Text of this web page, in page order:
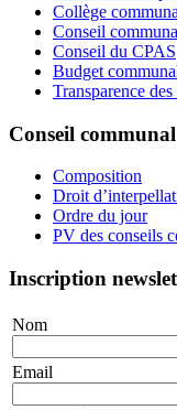
Collège
Conseil
Conseil du CPAS
Budget
Transparence
Conseil communal
Composition
Droit
Ordre du jour
PV des conseils
Inscription
Nom
Email